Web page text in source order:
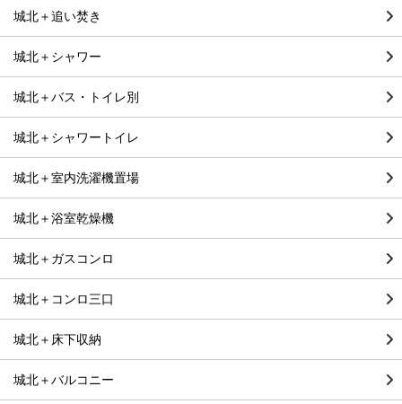
城北＋追い焚き
城北＋シャワー
城北＋バス・トイレ別
城北＋シャワートイレ
城北＋室内洗濯機置場
城北＋浴室乾燥機
城北＋ガスコンロ
城北＋コンロ三口
城北＋床下収納
城北＋バルコニー